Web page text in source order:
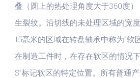
叠（圆上的热处理角度大于360度
生裂纹。沿切线的未处理区域的宽
15毫米的区域在转盘轴承中称为“软
在制造工件时，在存在软区的情况
S”标记软区的特定位置。所有普通